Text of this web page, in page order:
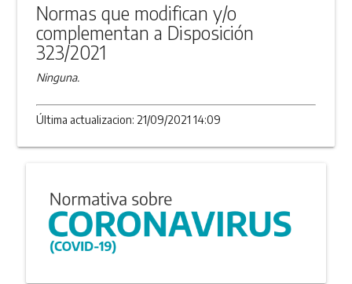
Normas que modifican y/o
complementan a Disposición
323/2021
Ninguna.
Última actualizacion: 21/09/2021 14:09